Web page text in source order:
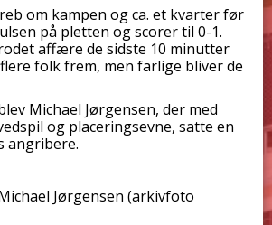
om kampen og ca. et kvarter før
på pletten og scorer til 0-1.
affære de sidste 10 minutter
folk frem, men farlige bliver de
Michael Jørgensen, der med
og placeringsevne, satte en
angribere.
Jørgensen (arkivfoto